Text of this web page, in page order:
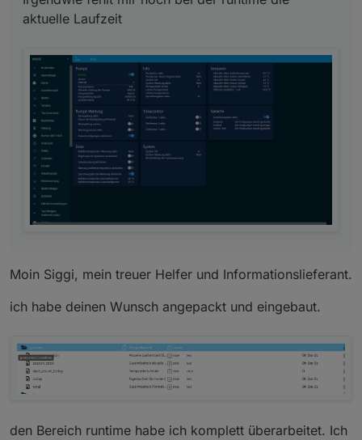
aktuelle Laufzeit
Moin Siggi, mein treuer Helfer und Informationslieferant.
ich habe deinen Wunsch angepackt und eingebaut.
den Bereich runtime habe ich komplett überarbeitet. Ich